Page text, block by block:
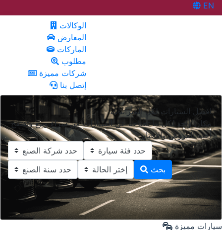
EN
الوكالات
المعارض
الماركات
مطلوب
شركات مميزة
إتصل بنا
افضل السيارات لكل الميزانيات
مكان واحد لكل ما تحتاجه عن السيارات من شراء وبيع وتصفح
أجدد العروض والأخبار
بحث
سيارات مميزة